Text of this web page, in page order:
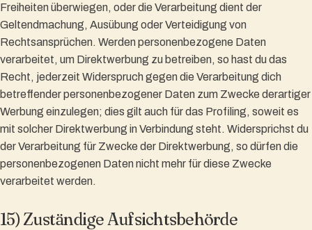
Freiheiten überwiegen, oder die Verarbeitung dient der
Geltendmachung, Ausübung oder Verteidigung von
Rechtsansprüchen. Werden personenbezogene Daten
verarbeitet, um Direktwerbung zu betreiben, so hast du das
Recht, jederzeit Widerspruch gegen die Verarbeitung dich
betreffender personenbezogener Daten zum Zwecke derartiger
Werbung einzulegen; dies gilt auch für das Profiling, soweit es
mit solcher Direktwerbung in Verbindung steht. Widersprichst du
der Verarbeitung für Zwecke der Direktwerbung, so dürfen die
personenbezogenen Daten nicht mehr für diese Zwecke
verarbeitet werden.
15) Zuständige Aufsichtsbehörde